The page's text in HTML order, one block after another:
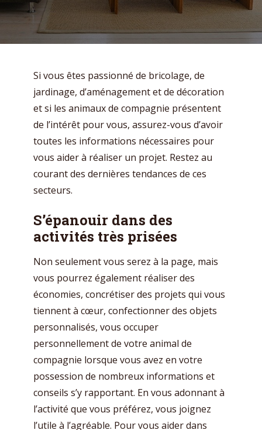
Si vous êtes passionné de bricolage, de
jardinage, d’aménagement et de décoration
et si les animaux de compagnie présentent
de l’intérêt pour vous, assurez-vous d’avoir
toutes les informations nécessaires pour
vous aider à réaliser un projet. Restez au
courant des dernières tendances de ces
secteurs.
S’épanouir dans des
activités très prisées
Non seulement vous serez à la page, mais
vous pourrez également réaliser des
économies, concrétiser des projets qui vous
tiennent à cœur, confectionner des objets
personnalisés, vous occuper
personnellement de votre animal de
compagnie lorsque vous avez en votre
possession de nombreux informations et
conseils s’y rapportant. En vous adonnant à
l’activité que vous préférez, vous joignez
l’utile à l’agréable. Pour vous aider dans